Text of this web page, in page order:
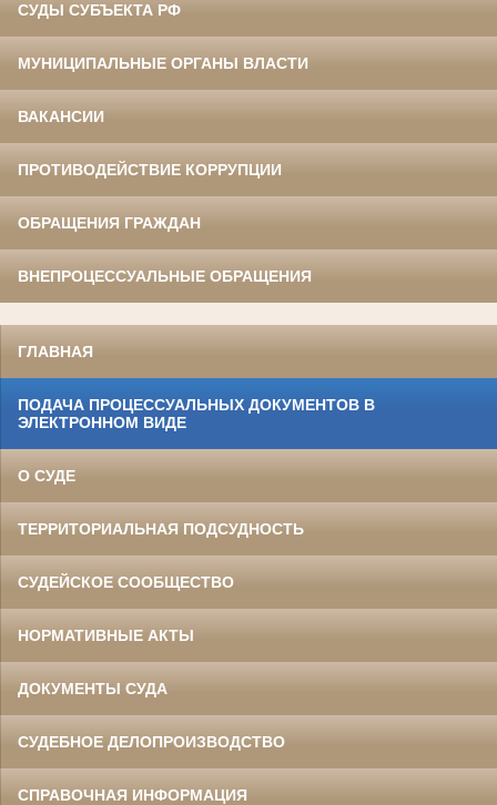
СУДЫ СУБЪЕКТА РФ
МУНИЦИПАЛЬНЫЕ ОРГАНЫ ВЛАСТИ
ВАКАНСИИ
ПРОТИВОДЕЙСТВИЕ КОРРУПЦИИ
ОБРАЩЕНИЯ ГРАЖДАН
ВНЕПРОЦЕССУАЛЬНЫЕ ОБРАЩЕНИЯ
ГЛАВНАЯ
ПОДАЧА ПРОЦЕССУАЛЬНЫХ ДОКУМЕНТОВ В
ЭЛЕКТРОННОМ ВИДЕ
О СУДЕ
ТЕРРИТОРИАЛЬНАЯ ПОДСУДНОСТЬ
СУДЕЙСКОЕ СООБЩЕСТВО
НОРМАТИВНЫЕ АКТЫ
ДОКУМЕНТЫ СУДА
СУДЕБНОЕ ДЕЛОПРОИЗВОДСТВО
СПРАВОЧНАЯ ИНФОРМАЦИЯ